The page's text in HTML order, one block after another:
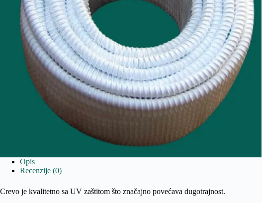
Opis
Recenzije (0)
Crevo je kvalitetno sa UV zaštitom što značajno povećava dugotrajnost.